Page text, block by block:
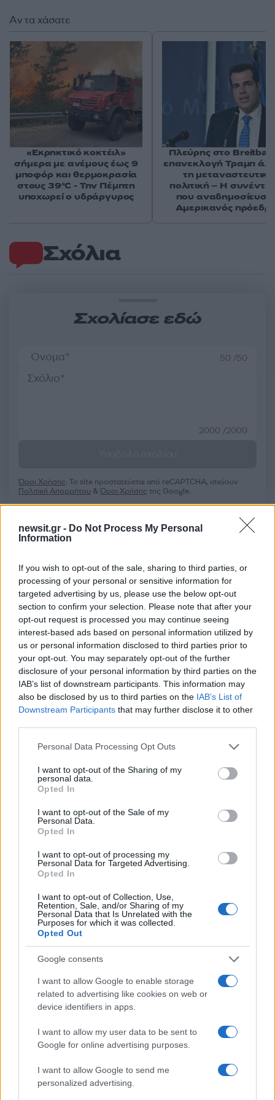
newsit.gr - Do Not Process My Personal
Information
If you wish to opt-out of the sale, sharing to third parties, or
processing of your personal or sensitive information for
targeted advertising by us, please use the below opt-out
section to confirm your selection. Please note that after your
opt-out request is processed you may continue seeing
interest-based ads based on personal information utilized by
us or personal information disclosed to third parties prior to
your opt-out. You may separately opt-out of the further
disclosure of your personal information by third parties on the
IAB’s list of downstream participants. This information may
also be disclosed by us to third parties on the IAB’s List of
Downstream Participants that may further disclose it to other
Please note that this website/app uses one or more Google
not limited to your visit or usage behaviour. You may click to
grant or deny consent to Google and its third-party tags to
use your data for below specified purposes in below Google
consent section.
Personal Data Processing Opt Outs
I want to opt-out of the Sharing of my
personal data.
Opted In
I want to opt-out of the Sale of my
Personal Data.
Opted In
I want to opt-out of processing my
Personal Data for Targeted Advertising.
Opted In
I want to opt-out of Collection, Use,
Retention, Sale, and/or Sharing of my
Personal Data that Is Unrelated with the
Purposes for which it was collected.
Opted Out
Google consents
I want to allow Google to enable storage
related to advertising like cookies on web or
device identifiers in apps.
I want to allow my user data to be sent to
Google for online advertising purposes.
I want to allow Google to send me
personalized advertising.
Σχόλια
Σχολίασε εδώ
50 /50
2000 /2000
Όροι Χρήσης. Το site προστατεύεται από reCAPTCHA, ισχύουν
Πολιτική Απορρήτου &Όροι Χρήσης της Google.
ΒΕΛΓΙΟ
ΚΩΝΣΤΑΝΤΙΝΟΣ ΚΑΡΕΤΣΑΣ
ΟΛΛΑΝΔΙΑ
Share:
Ακολουθήστε το Νewsit.gr στοGoogle Newsκαι
ενημερωθείτε πρώτοι για όλη την ειδησεογραφία και τα
τελευταία νέατης ημέρας
Αν τα χάσατε
«Εκρηκτικό κοκτέιλ»
σήμερα με ανέμους έως 9
μποφόρ και θερμοκρασία
στους 39°C - Την Πέμπτη
υποχωρεί ο υδράργυρος
Πλεύρης στο
επανεκλογή Τραμπ
τη μεταναστευτική
πολιτική – Η
που αναδημοσίευσε
Αμερικανός
Πιο δημοφιλή
1 Μετέτρεψαν το Σαρακήνικο της Μήλου σε
τους για να κάνουν μπάνιο
Μπρίτνεϊ Σπίαρς: Έκανε αποτυχημένο
μπότοξ και ανέβασε στο Instagram την
εμπειρία της
Πάρος: «Αν ήταν κάποιος πάνω από την
πισίνα, δε θα είχα θρηνήσει το παιδί μου» –
Η σπαρακτική περιγραφή του πατέρα και
τα κενά στους ισχυρισμούς του ιδιοκτήτη
του beach bar
Γιάννης Παπαμιχαήλ: «Η απαγόρευση
αφορά στη χρήση της εικόνας και της
φωνής της Αλίκης Βουγιουκλάκη μέσω AI»
Ο δημοσιογράφος Βασίλης Τσεκούρας
ανακοίνωσε ότι παντρεύεται τη σύντροφό
του, Γωγώ Μπαλή
Πιο σχολιασμένα
Στην Κρήτη ο Κυριάκος Μητσοτάκης,
συνεχίζει τις ολιγοήμερες διακοπές του –
Το οικονομικό πρόγραμμα της ΕΛΑΣ που
θα παρουσιάσει ο Αλέξης Τσίπρας στη
Θεσσαλονίκη: Σχέδιο τετραετίας
ΕΛΑΣ: Ο Αλέξης Δέδες ο πρώτος